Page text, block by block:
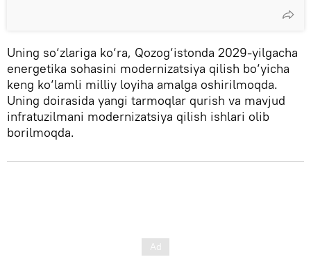
Uning so‘zlariga ko‘ra, Qozog‘istonda 2029-yilgacha
energetika sohasini modernizatsiya qilish bo‘yicha
keng ko‘lamli milliy loyiha amalga oshirilmoqda.
Uning doirasida yangi tarmoqlar qurish va mavjud
infratuzilmani modernizatsiya qilish ishlari olib
borilmoqda.